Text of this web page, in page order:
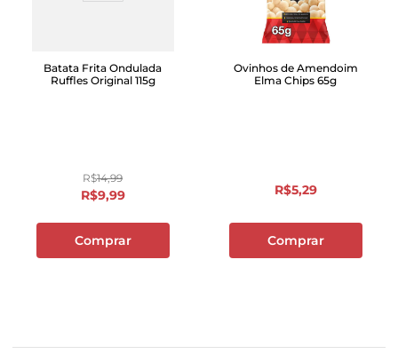
Batata Frita Ondulada
Ruffles Original 115g
R$14,99
R$9,99
Comprar
Ovinhos de Amendoim
Elma Chips 65g
R$5,29
Comprar